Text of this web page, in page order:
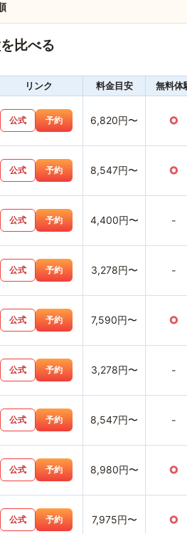
比べる
リンク 料金目安 無料体
公式 予約 6,820円〜 ○
公式 予約 8,547円〜 ○
公式 予約 4,400円〜 -
公式 予約 3,278円〜 -
公式 予約 7,590円〜 ○
公式 予約 3,278円〜 -
公式 予約 8,547円〜 -
公式 予約 8,980円〜 ○
公式 予約 7,975円〜 ○